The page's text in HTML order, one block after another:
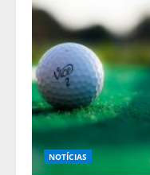
Garros
e
mostra
força
mesmo
como
favorito
NOTÍCIAS